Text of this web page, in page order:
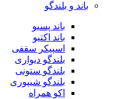
باند و بلندگو
باند پسیو
باند اکتیو
اسپیکر سقفی
بلندگو دیواری
بلندگو ستونی
بلندگو شیپوری
اکو همراه